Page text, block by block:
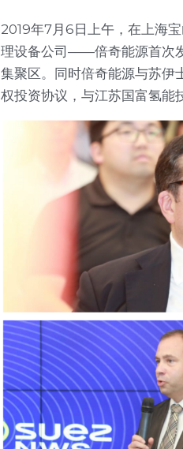
2019年7月6日上午，在上海
理设备公司——倍奇能源首次
集聚区。同时倍奇能源与苏伊
权投资协议，与江苏国富氢能